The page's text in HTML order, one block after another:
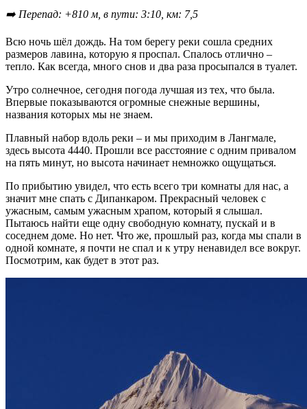
➡️ Перепад: +810 м, в пути: 3:10, км: 7,5
Всю ночь шёл дождь. На том берегу реки сошла средних
размеров лавина, которую я проспал. Спалось отлично –
тепло. Как всегда, много снов и два раза просыпался в туалет.
Утро солнечное, сегодня погода лучшая из тех, что была.
Впервые показываются огромные снежные вершины,
названия которых мы не знаем.
Плавный набор вдоль реки – и мы приходим в Лангмале,
здесь высота 4440. Прошли все расстояние с одним привалом
на пять минут, но высота начинает немножко ощущаться.
По прибытию увидел, что есть всего три комнаты для нас, а
значит мне спать с Дипанкаром. Прекрасный человек с
ужасным, самым ужасным храпом, который я слышал.
Пытаюсь найти еще одну свободную комнату, пускай и в
соседнем доме. Но нет. Что же, прошлый раз, когда мы спали в
одной комнате, я почти не спал и к утру ненавидел все вокруг.
Посмотрим, как будет в этот раз.